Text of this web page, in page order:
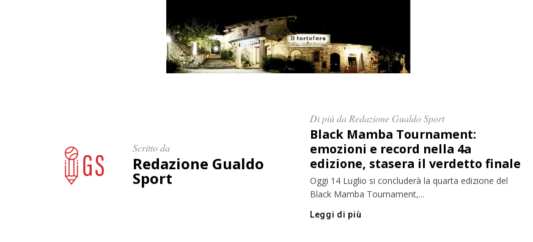
Scritto da
Redazione Gualdo
Sport
Di più da Redazione Gualdo Sport
Black Mamba Tournament:
emozioni e record nella 4a
edizione, stasera il verdetto finale
Oggi 14 Luglio si concluderà la quarta edizione del
Black Mamba Tournament,...
Leggi di più